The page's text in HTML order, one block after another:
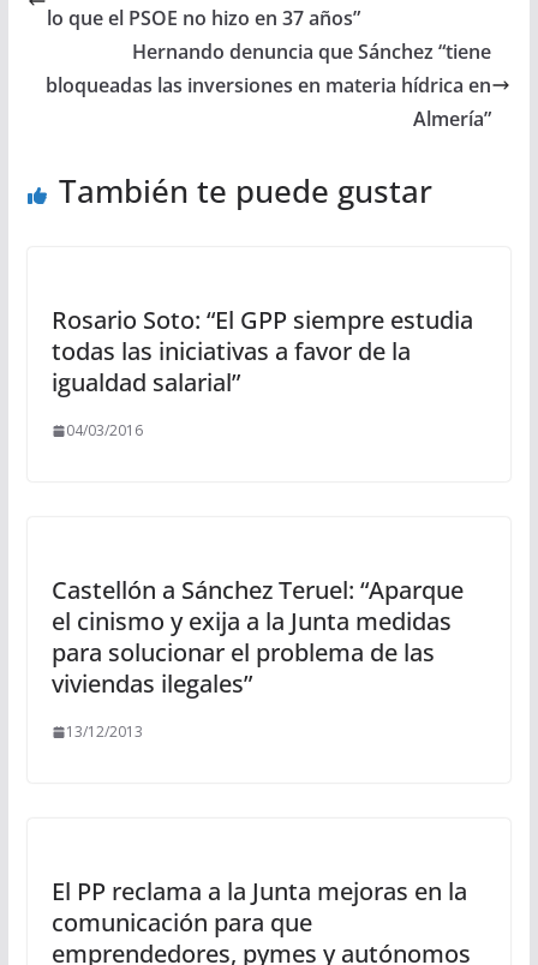
lo que el PSOE no hizo en 37 años”
Hernando denuncia que Sánchez “tiene
bloqueadas las inversiones en materia hídrica en
Almería”
También te puede gustar
Rosario Soto: “El GPP siempre estudia
todas las iniciativas a favor de la
igualdad salarial”
04/03/2016
Castellón a Sánchez Teruel: “Aparque
el cinismo y exija a la Junta medidas
para solucionar el problema de las
viviendas ilegales”
13/12/2013
El PP reclama a la Junta mejoras en la
comunicación para que
emprendedores, pymes y autónomos